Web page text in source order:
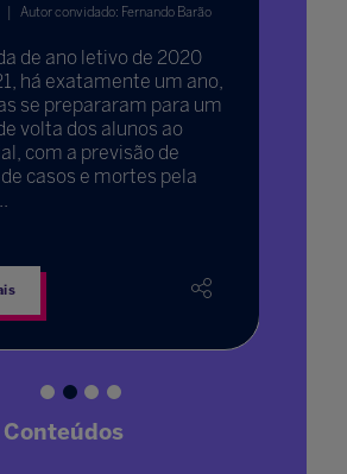
Autor convidado: Fernando Barão
de ano letivo de 2020
há exatamente um ano,
se prepararam para um
volta dos alunos ao
com a previsão de
casos e mortes pela
Conteúdos